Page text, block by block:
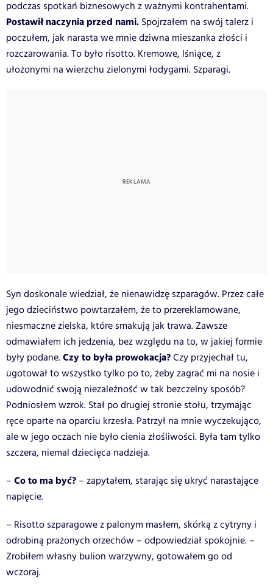
podczas spotkań biznesowych z ważnymi kontrahentami.
Postawił naczynia przed nami. Spojrzałem na swój talerz i
poczułem, jak narasta we mnie dziwna mieszanka złości i
rozczarowania. To było risotto. Kremowe, lśniące, z
ułożonymi na wierzchu zielonymi łodygami. Szparagi.
Syn doskonale wiedział, że nienawidzę szparagów. Przez całe
jego dzieciństwo powtarzałem, że to przereklamowane,
niesmaczne zielska, które smakują jak trawa. Zawsze
odmawiałem ich jedzenia, bez względu na to, w jakiej formie
były podane.Czy to była prowokacja?Czy przyjechał tu,
ugotował to wszystko tylko po to, żeby zagrać mi na nosie i
udowodnić swoją niezależność w tak bezczelny sposób?
Podniosłem wzrok. Stał po drugiej stronie stołu, trzymając
ręce oparte na oparciu krzesła. Patrzył na mnie wyczekująco,
ale w jego oczach nie było cienia złośliwości. Była tam tylko
szczera, niemal dziecięca nadzieja.
– Co to ma być? – zapytałem, starając się ukryć narastające
napięcie.
– Risotto szparagowe z palonym masłem, skórką z cytryny i
odrobiną prażonych orzechów – odpowiedział spokojnie. –
Zrobiłem własny bulion warzywny, gotowałem go od
wczoraj.